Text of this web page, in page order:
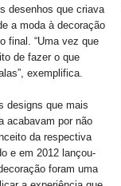
desenhos que criava
a moda à decoração
final. “Uma vez que
de fazer o que
exemplifica.
designs que mais
acabavam por não
da respectiva
e em 2012 lançou-
foram uma